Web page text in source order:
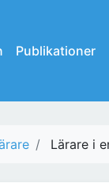
Publikationer
Lärare i